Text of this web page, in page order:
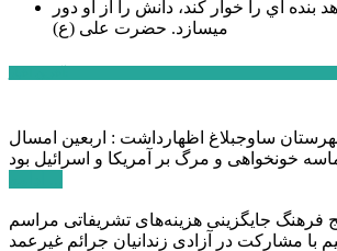
بنده اي را خوار كند، دانش را از او دور
میسازد. حضرت علی (ع)
ساوجبلاغ اظهارداشت : اربعین امسال
فرهنگ جایگزینی هزینه‌های تشریفاتی مراسم
با مشارکت در آزادی زندانیان جرائم غیرعمد